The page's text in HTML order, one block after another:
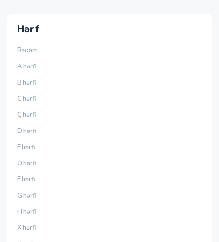
Hərf
Rəqəm
A hərfi
B hərfi
C hərfi
Ç hərfi
D hərfi
E hərfi
Ə hərfi
F hərfi
G hərfi
H hərfi
X hərfi